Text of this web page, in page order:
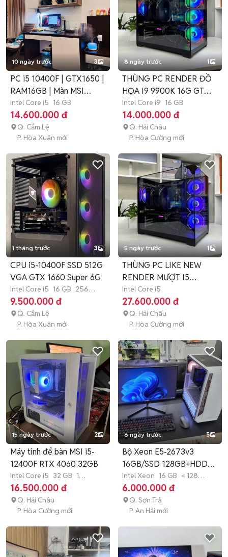
10 ngày trước 3
PC i5 10400F | GTX1650 |
RAM16GB | Màn MSI
180hz
Intel Core i5 16 GB
14.600.000 đ
Q. Cẩm Lệ
P. Hòa Xuân mới
8 ngày trước 1
THÙNG PC RENDER ĐỒ
HỌA I9 9900K 16G GTX-
1660 6GB
Intel Core i9 16 GB
14.000.000 đ
Q. Hải Châu
P. Hòa Cường mới
1 tháng trước 3
CPU i5-10400F SSD 512G
VGA GTX 1660 Super 6G
Intel Core i5 16 GB 256
GB SSD
9.500.000 đ
Q. Cẩm Lệ
P. Hòa Xuân mới
5 ngày trước 1
THÙNG PC LIKE NEW
RENDER MƯỢT I5
14600KF RTX-3060
Intel Core i5
27.600.000 đ
Q. Hải Châu
P. Hòa Cường mới
15 ngày trước 2
Máy tính để bàn MSI i5-
12400F RTX 4060 32GB
Intel Core i5 32 GB 1
TB
SSD
16.500.000 đ
Q. Hải Châu
P. Hòa Cường mới
6 ngày trước 5
Bộ Xeon E5-2673v3
16GB/SSD 128GB+HDD
1TB 1030 24in
Intel Xeon 16 GB < 128
GB SSD
6.000.000 đ
Q. Sơn Trà
P. An Hải mới